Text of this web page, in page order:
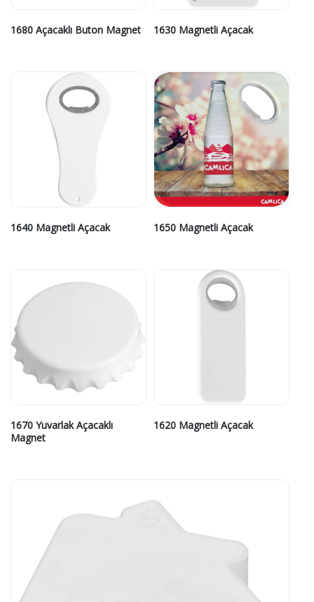
1680 Açacaklı Buton Magnet 1630 Magnetli Açacak
1640 Magnetli Açacak 1650 Magnetli Açacak
1670 Yuvarlak Açacaklı
Magnet
1620 Magnetli Açacak